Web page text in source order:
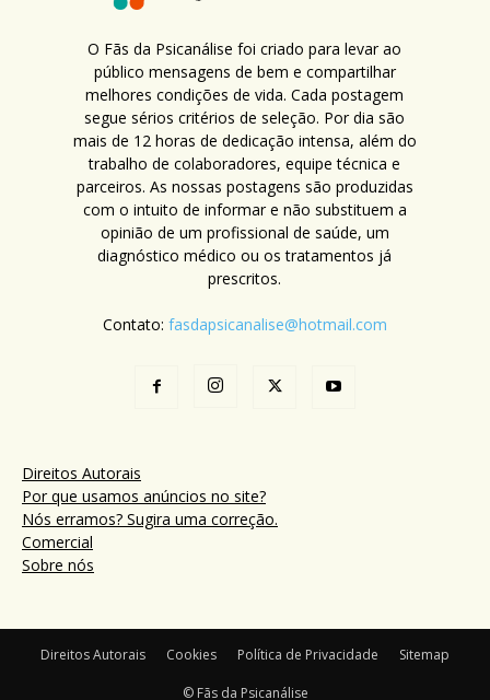
O Fãs da Psicanálise foi criado para levar ao
público mensagens de bem e compartilhar
melhores condições de vida. Cada postagem
segue sérios critérios de seleção. Por dia são
mais de 12 horas de dedicação intensa, além do
trabalho de colaboradores, equipe técnica e
parceiros. As nossas postagens são produzidas
com o intuito de informar e não substituem a
opinião de um profissional de saúde, um
diagnóstico médico ou os tratamentos já
prescritos.
Contato: fasdapsicanalise@hotmail.com
Direitos Autorais
Por que usamos anúncios no site?
Nós erramos? Sugira uma correção.
Comercial
Sobre nós
Direitos Autorais Cookies Política de Privacidade Sitemap
© Fãs da Psicanálise